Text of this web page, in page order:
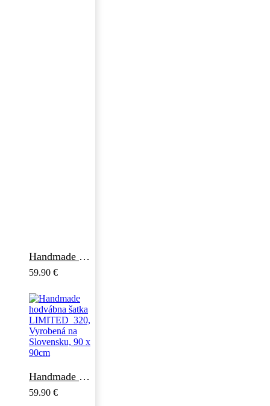
Handmade hodvábna šatka LIMITED_322, Vyrobená na Slovensku, 90 x 90cm
59.90 €
Handmade hodvábna šatka LIMITED_320, Vyrobená na Slovensku, 90 x 90cm
59.90 €